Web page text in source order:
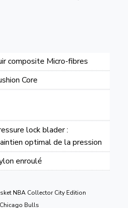
composite Micro-fibres
Core
lock blader :
optimal de la pression
enroulé